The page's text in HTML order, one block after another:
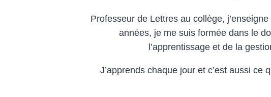
Professeur de Lettres au collège,
années, je me suis formée dans le
l’apprentissage et de la
J’apprends chaque jour et c’est aussi ce